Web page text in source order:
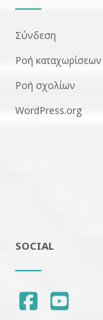
Σύνδεση
Ροή καταχωρίσεων
Ροή σχολίων
WordPress.org
SOCIAL